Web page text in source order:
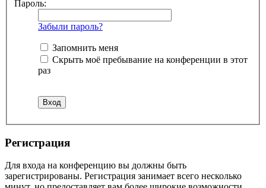
Пароль:
Забыли пароль?
Запомнить меня
Скрыть моё пребывание на конференции в этот
раз
Регистрация
Для входа на конференцию вы должны быть
зарегистрированы. Регистрация занимает всего несколько